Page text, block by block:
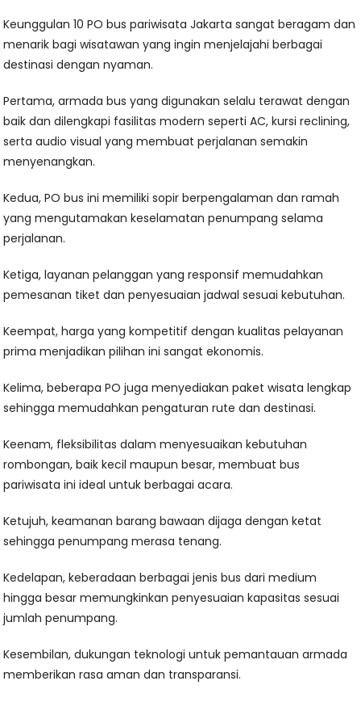
Keunggulan 10 PO bus pariwisata Jakarta sangat beragam dan
menarik bagi wisatawan yang ingin menjelajahi berbagai
destinasi dengan nyaman.
Pertama, armada bus yang digunakan selalu terawat dengan
baik dan dilengkapi fasilitas modern seperti AC, kursi reclining,
serta audio visual yang membuat perjalanan semakin
menyenangkan.
Kedua, PO bus ini memiliki sopir berpengalaman dan ramah
yang mengutamakan keselamatan penumpang selama
perjalanan.
Ketiga, layanan pelanggan yang responsif memudahkan
pemesanan tiket dan penyesuaian jadwal sesuai kebutuhan.
Keempat, harga yang kompetitif dengan kualitas pelayanan
prima menjadikan pilihan ini sangat ekonomis.
Kelima, beberapa PO juga menyediakan paket wisata lengkap
sehingga memudahkan pengaturan rute dan destinasi.
Keenam, fleksibilitas dalam menyesuaikan kebutuhan
rombongan, baik kecil maupun besar, membuat bus
pariwisata ini ideal untuk berbagai acara.
Ketujuh, keamanan barang bawaan dijaga dengan ketat
sehingga penumpang merasa tenang.
Kedelapan, keberadaan berbagai jenis bus dari medium
hingga besar memungkinkan penyesuaian kapasitas sesuai
jumlah penumpang.
Kesembilan, dukungan teknologi untuk pemantauan armada
memberikan rasa aman dan transparansi.